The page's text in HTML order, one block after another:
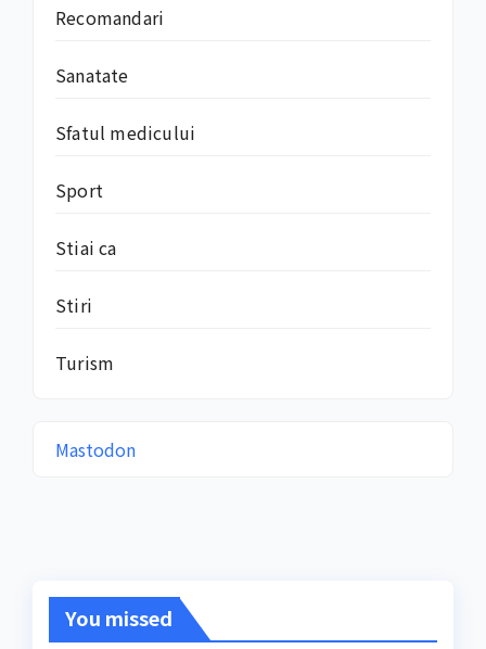
Recomandari
Sanatate
Sfatul medicului
Sport
Stiai ca
Stiri
Turism
Mastodon
You missed